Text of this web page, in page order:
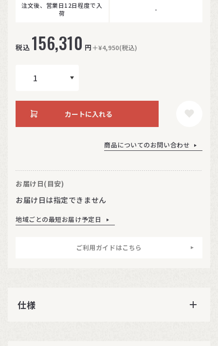
注文後、営業日12日程度で入
荷
-
税込 156,310 円 ＋¥4,950(税込)
カートに入れる
商品についてのお問い合わせ
お届け日(目安)
お届け日は指定できません
地域ごとの最短お届け予定日
ご利用ガイドはこちら
仕様